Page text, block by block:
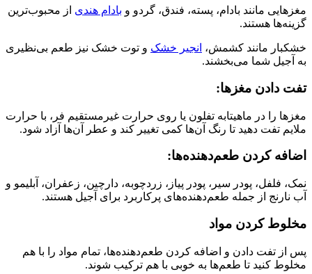
مغزهایی مانند بادام، پسته، فندق، گردو و بادام هندی از محبوب‌ترین
گزینه‌ها هستند.
خشکبار مانند کشمش، انجیر خشک و توت خشک نیز طعم بی‌نظیری
به آجیل شما می‌بخشند.
تفت دادن مغزها:
مغزها را در ماهیتابه تفلون یا روی حرارت غیرمستقیم فر، با حرارت
ملایم تفت دهید تا رنگ آن‌ها کمی تغییر کند و عطر آن‌ها آزاد شود.
اضافه کردن طعم‌دهنده‌ها:
نمک، فلفل، پودر سیر، پودر پیاز، زردچوبه، دارچین، زعفران، آبلیمو و
آب نارنج از جمله طعم‌دهنده‌های پرکاربرد برای آجیل هستند.
مخلوط کردن مواد
پس از تفت دادن و اضافه کردن طعم‌دهنده‌ها، تمام مواد را با هم
مخلوط کنید تا طعم‌ها به خوبی با هم ترکیب شوند.